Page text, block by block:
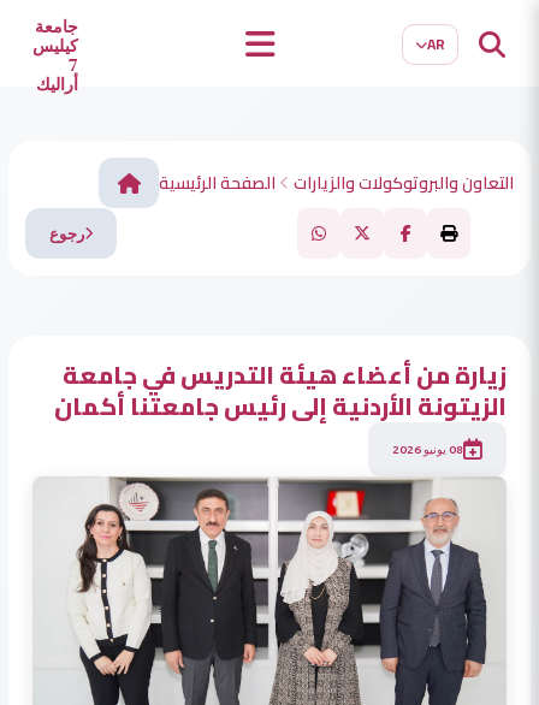
جامعة
كيليس
7
أراليك
AR
الصفحة الرئيسية التعاون والبروتوكولات والزيارات
رجوع
زيارة من أعضاء هيئة التدريس في جامعة
الزيتونة الأردنية إلى رئيس جامعتنا أكمان
08 يونيو 2026